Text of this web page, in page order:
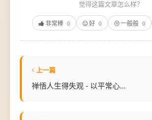
觉得这篇文章怎么样？
非常棒 0 好 0 一般般 0
上一篇
禅悟人生得失观 - 以平常心...